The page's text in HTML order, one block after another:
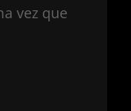
vez que